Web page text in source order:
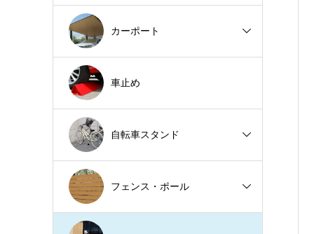
カーポート
車止め
自転車スタンド
フェンス・ポール